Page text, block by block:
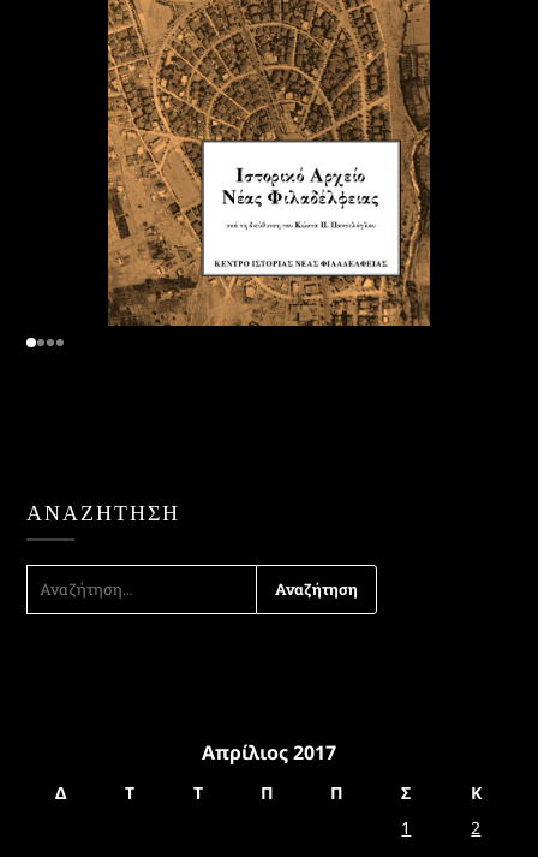
ΑΝΑΖΉΤΗΣΗ
ΑΝΑΖΉΤΗΣΗ
ΓΙΑ:
Απρίλιος 2017
Δ Τ Τ Π Π Σ
Κ
1
2